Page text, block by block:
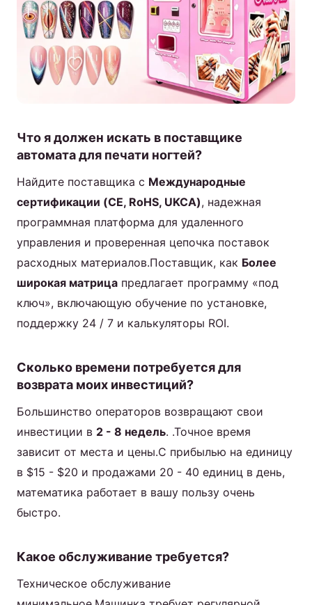
Что я должен искать в поставщике
автомата для печати ногтей?
Найдите поставщика с Международные
сертификации (CE, RoHS, UKCA), надежная
программная платформа для удаленного
управления и проверенная цепочка поставок
расходных материалов.Поставщик, как Более
широкая матрица предлагает программу «под
ключ», включающую обучение по установке,
поддержку 24 / 7 и калькуляторы ROI.
Сколько времени потребуется для
возврата моих инвестиций?
Большинство операторов возвращают свои
инвестиции в 2 - 8 недель. .Точное время
зависит от места и цены.С прибылью на единицу
в $15 - $20 и продажами 20 - 40 единиц в день,
математика работает в вашу пользу очень
быстро.
Какое обслуживание требуется?
Техническое обслуживание